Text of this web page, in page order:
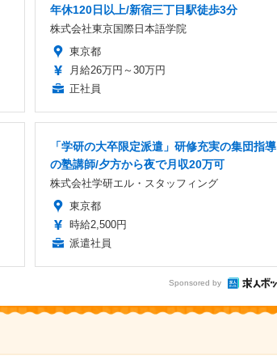
年休120日以上/新宿三丁目駅徒歩3分
株式会社東京国際日本語学院
東京都
月給26万円～30万円
正社員
「学研の大卒限定派遣」研修充実の集団指導
の塾講師/夕方から夜で月収20万可
株式会社学研エル・スタッフィング
東京都
時給2,500円
派遣社員
Sponsored by